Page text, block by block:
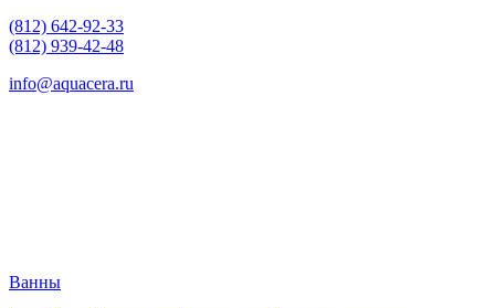
(812) 642-92-33
(812) 939-42-48
info@aquacera.ru
Ванны